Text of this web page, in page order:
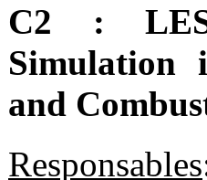
C2 :
Simulation
and
Responsables